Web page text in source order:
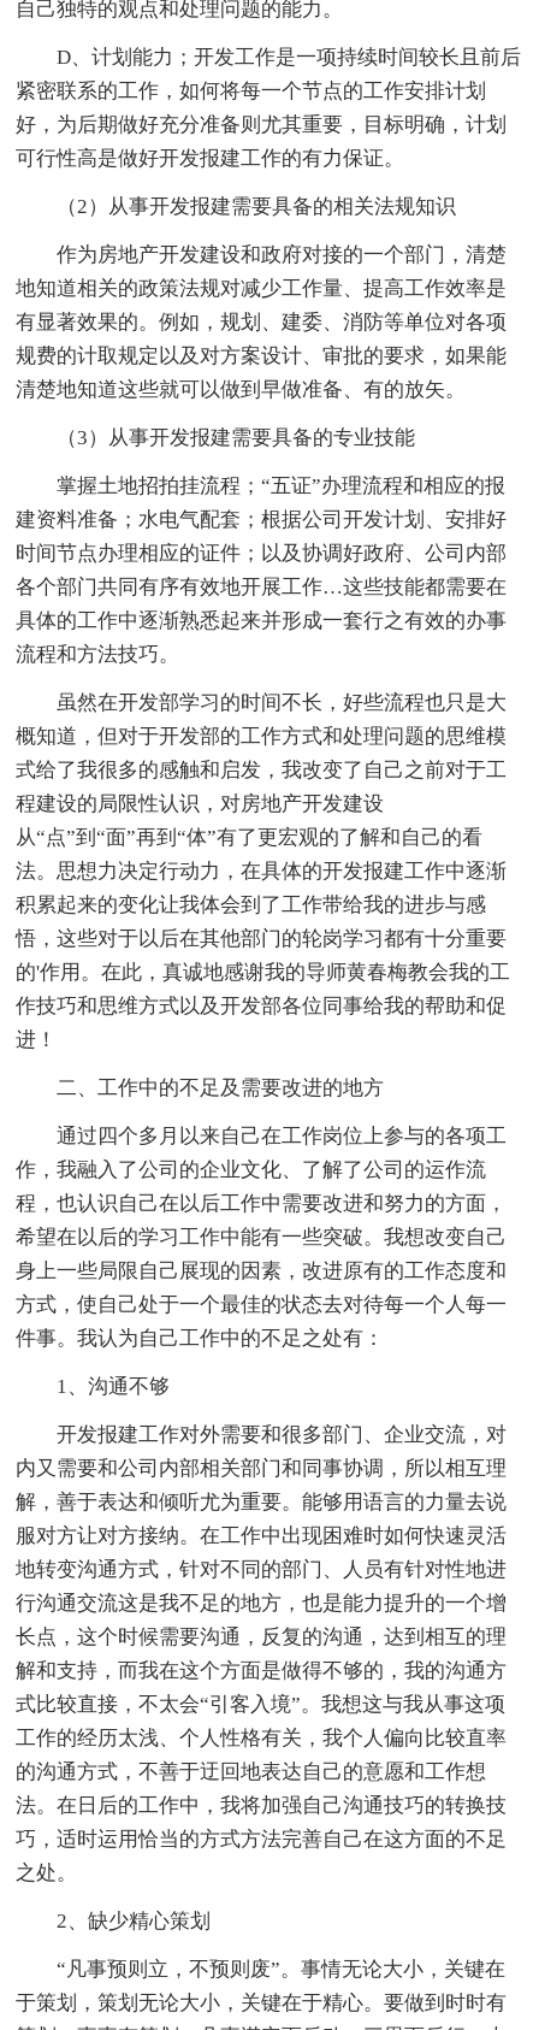
自己独特的观点和处理问题的能力。
D、计划能力；开发工作是一项持续时间较长且前后
紧密联系的工作，如何将每一个节点的工作安排计划
好，为后期做好充分准备则尤其重要，目标明确，计划
可行性高是做好开发报建工作的有力保证。
（2）从事开发报建需要具备的相关法规知识
作为房地产开发建设和政府对接的一个部门，清楚
地知道相关的政策法规对减少工作量、提高工作效率是
有显著效果的。例如，规划、建委、消防等单位对各项
规费的计取规定以及对方案设计、审批的要求，如果能
清楚地知道这些就可以做到早做准备、有的放矢。
（3）从事开发报建需要具备的专业技能
掌握土地招拍挂流程；“五证”办理流程和相应的报
建资料准备；水电气配套；根据公司开发计划、安排好
时间节点办理相应的证件；以及协调好政府、公司内部
各个部门共同有序有效地开展工作…这些技能都需要在
具体的工作中逐渐熟悉起来并形成一套行之有效的办事
流程和方法技巧。
虽然在开发部学习的时间不长，好些流程也只是大
概知道，但对于开发部的工作方式和处理问题的思维模
式给了我很多的感触和启发，我改变了自己之前对于工
程建设的局限性认识，对房地产开发建设
从“点”到“面”再到“体”有了更宏观的了解和自己的看
法。思想力决定行动力，在具体的开发报建工作中逐渐
积累起来的变化让我体会到了工作带给我的进步与感
悟，这些对于以后在其他部门的轮岗学习都有十分重要
的'作用。在此，真诚地感谢我的导师黄春梅教会我的工
作技巧和思维方式以及开发部各位同事给我的帮助和促
进！
二、工作中的不足及需要改进的地方
通过四个多月以来自己在工作岗位上参与的各项工
作，我融入了公司的企业文化、了解了公司的运作流
程，也认识自己在以后工作中需要改进和努力的方面，
希望在以后的学习工作中能有一些突破。我想改变自己
身上一些局限自己展现的因素，改进原有的工作态度和
方式，使自己处于一个最佳的状态去对待每一个人每一
件事。我认为自己工作中的不足之处有：
1、沟通不够
开发报建工作对外需要和很多部门、企业交流，对
内又需要和公司内部相关部门和同事协调，所以相互理
解，善于表达和倾听尤为重要。能够用语言的力量去说
服对方让对方接纳。在工作中出现困难时如何快速灵活
地转变沟通方式，针对不同的部门、人员有针对性地进
行沟通交流这是我不足的地方，也是能力提升的一个增
长点，这个时候需要沟通，反复的沟通，达到相互的理
解和支持，而我在这个方面是做得不够的，我的沟通方
式比较直接，不太会“引客入境”。我想这与我从事这项
工作的经历太浅、个人性格有关，我个人偏向比较直率
的沟通方式，不善于迂回地表达自己的意愿和工作想
法。在日后的工作中，我将加强自己沟通技巧的转换技
巧，适时运用恰当的方式方法完善自己在这方面的不足
之处。
2、缺少精心策划
“凡事预则立，不预则废”。事情无论大小，关键在
于策划，策划无论大小，关键在于精心。要做到时时有